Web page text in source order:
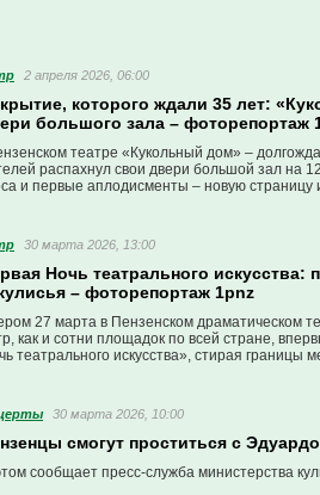
2 апреля 2026, 06:00
которого ждали 35 лет:
большого зала – фоторепортаж
театре «Кукольный дом» –
распахнул свои двери большой зал на
и первые аплодисменты – новую страницу
30 марта 2026, 13:00
Ночь театрального искусства:
– фоторепортаж 1pnz
27 марта в Пензенском драматическом
как и сотни площадок по всей стране,
театрального искусства», стирая границы
30 марта 2026, 10:00
смогут проститься с
сообщает пресс-служба министерства